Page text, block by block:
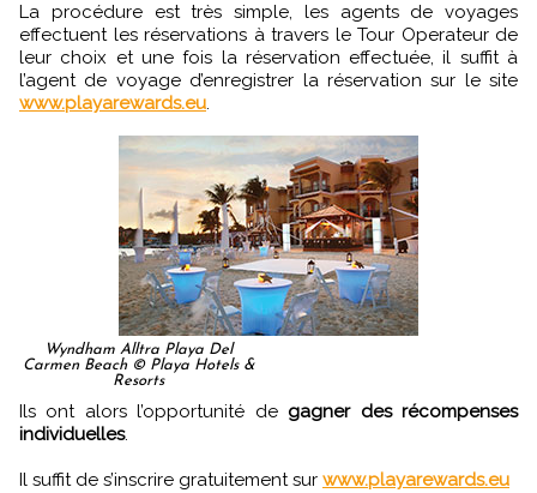
La procédure est très simple, les agents de voyages
effectuent les réservations à travers le Tour Operateur de
leur choix et une fois la réservation effectuée, il suffit à
l’agent de voyage d’enregistrer la réservation sur le site
www.playarewards.eu.
Wyndham Alltra Playa Del
Carmen Beach © Playa Hotels &
Resorts
Ils ont alors l’opportunité de gagner des récompenses
individuelles.
Il suffit de s’inscrire gratuitement sur www.playarewards.eu